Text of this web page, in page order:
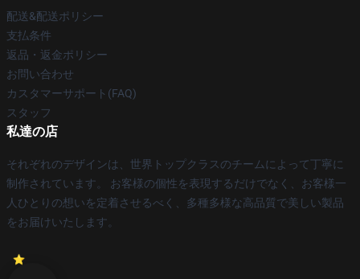
配送&配送ポリシー
支払条件
返品・返金ポリシー
お問い合わせ
カスタマーサポート(FAQ)
スタッフ
私達の店
それぞれのデザインは、世界トップクラスのチームによって丁寧に
制作されています。 お客様の個性を表現するだけでなく、お客様一
人ひとりの想いを定着させるべく、多種多様な高品質で美しい製品
をお届けいたします。